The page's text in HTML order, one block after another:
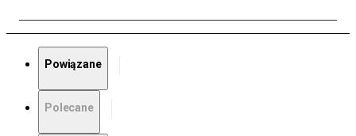
Powiązane
Polecane